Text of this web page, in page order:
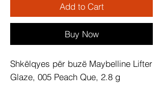
Add to Cart
Buy Now
Shkëlqyes për buzë Maybelline Lifter
Glaze, 005 Peach Que, 2.8 g